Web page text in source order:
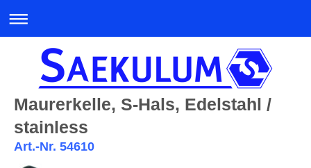
Maurerkelle, S-Hals, Edelstahl /
stainless
Art.-Nr. 54610